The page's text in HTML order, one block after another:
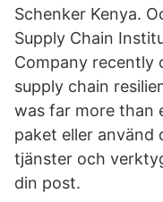
Schenker Kenya.
Supply Chain
Company recently
supply chain
was far more than
paket eller använd
tjänster och
din post.